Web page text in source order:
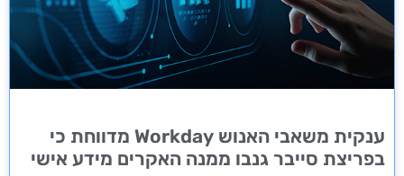
ענקית משאבי האנוש Workday מדווחת כי
בפריצת סייבר גנבו ממנה האקרים מידע אישי